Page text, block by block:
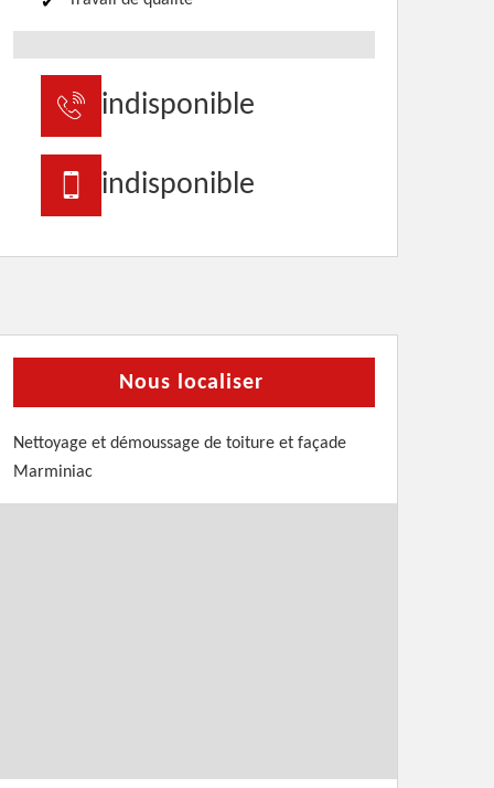
indisponible
indisponible
Nous localiser
Nettoyage et démoussage de toiture et façade
Marminiac